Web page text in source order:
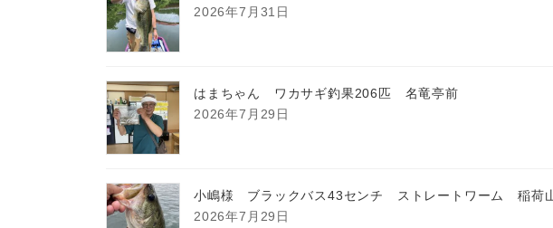
2026年7月31日
はまちゃん ワカサギ釣果206匹 名竜亭前
2026年7月29日
小嶋様 ブラックバス43センチ ストレートワーム 稲荷
2026年7月29日